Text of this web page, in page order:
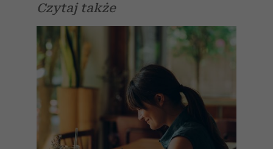
Czytaj także